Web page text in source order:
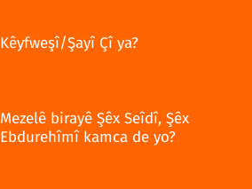
Kêyfweşî/Şayî Çî ya?
Mezelê birayê Şêx Seîdî, Şêx
Ebdurehîmî kamca de yo?